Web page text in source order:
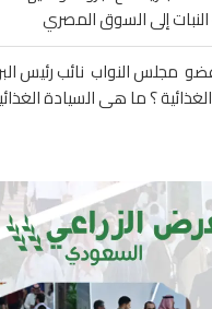
إلى السوق المصري
مجلس النواب نائب رئيس
؟ ما هى السيادة